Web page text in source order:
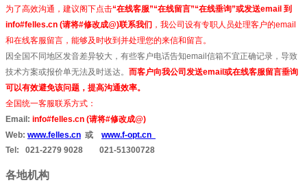
为了高效沟通，建议阁下点击“在线客服”“在线留言”“在线垂询”或发送email 到
info#felles.cn (请将#修改成@)联系我们 ，我公司设有专职人员处理客户的email
和在线客服留言，能够及时收到并处理您的来信和留言。
因全国不同地区发音差异较大，有些客户电话告知email信箱不宜正确记录，导致
技术方案或报价单无法及时送达。 而客户向我公司发送email或在线客服留言垂询
可以有效避免该问题，提高沟通效率。
全国统一客服联系方式：
Email: info#felles.cn (请将#修改成@)
Web: www.felles.cn 或 www.f-opt.cn
Tel: 021-2279 9028 021-51300728
各地机构